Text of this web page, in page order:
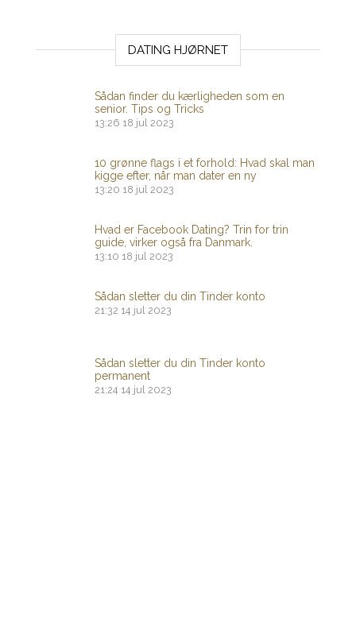
DATING HJØRNET
Sådan finder du kærligheden som en
senior. Tips og Tricks
13:26 18 jul 2023
10 grønne flags i et forhold: Hvad skal man
kigge efter, når man dater en ny
13:20 18 jul 2023
Hvad er Facebook Dating? Trin for trin
guide, virker også fra Danmark.
13:10 18 jul 2023
Sådan sletter du din Tinder konto
21:32 14 jul 2023
Sådan sletter du din Tinder konto
permanent
21:24 14 jul 2023